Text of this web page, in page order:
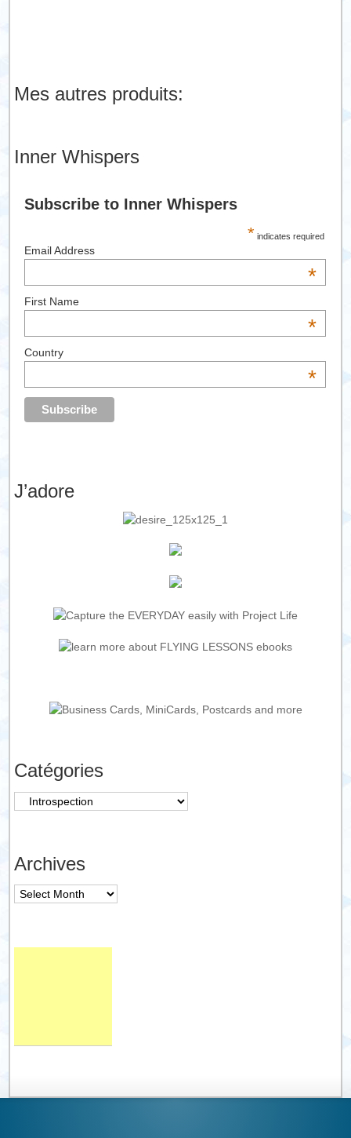
Mes autres produits:
Inner Whispers
Subscribe to Inner Whispers
* indicates required
Email Address
*
First Name
*
Country
*
J’adore
Catégories
Catégories
Archives
Archives